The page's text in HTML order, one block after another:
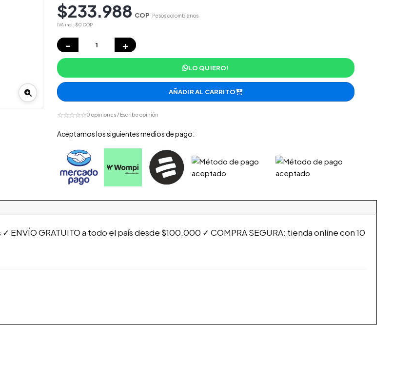
$233.988 COP Pesos colombianos
IVA incl: $0 COP
− +
LO QUIERO!
AÑADIR AL CARRITO
☆☆☆☆☆0 opiniones / Escribe opinión
Aceptamos los siguientes medios de pago:
ENVÍO GRATUITO a todo el país desde $100.000 ✓ COMPRA SEGURA: tienda online con 10